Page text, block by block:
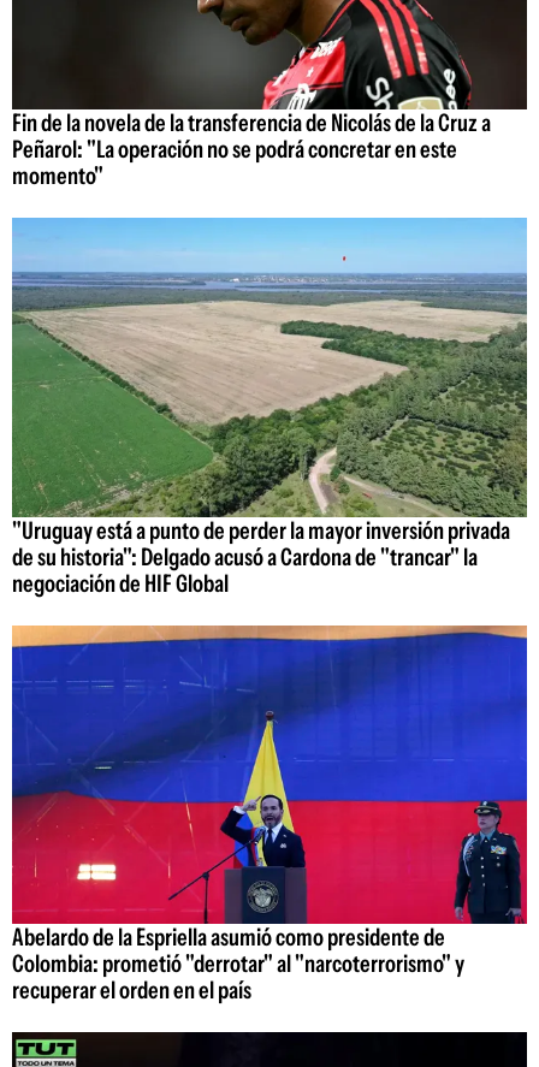
Fin de la novela de la transferencia de Nicolás de la Cruz a
Peñarol: "La operación no se podrá concretar en este
momento"
"Uruguay está a punto de perder la mayor inversión privada
de su historia": Delgado acusó a Cardona de "trancar" la
negociación de HIF Global
Abelardo de la Espriella asumió como presidente de
Colombia: prometió "derrotar" al "narcoterrorismo" y
recuperar el orden en el país